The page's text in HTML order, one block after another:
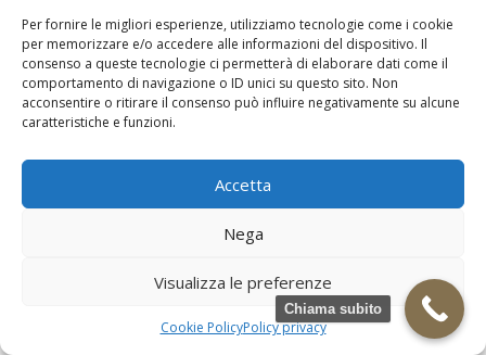
Per fornire le migliori esperienze, utilizziamo tecnologie come i cookie
per memorizzare e/o accedere alle informazioni del dispositivo. Il
consenso a queste tecnologie ci permetterà di elaborare dati come il
comportamento di navigazione o ID unici su questo sito. Non
acconsentire o ritirare il consenso può influire negativamente su alcune
caratteristiche e funzioni.
Accetta
Nega
Visualizza le preferenze
Cookie PolicyPolicy privacy
Realizzazione grafica e Copyright © zeropensieri local web -
Casale Monferrato info@zeropensieri-cloud
Chiama subito